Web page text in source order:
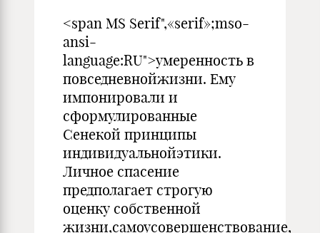
<span MS Serif",«serif»;mso-
ansi-
language:RU">умеренность в
повседневнойжизни. Ему
импонировали и
сформулированные
Сенекой принципы
индивидуальнойэтики.
Личное спасение
предполагает строгую
оценку собственной
жизни,самоусовершенствование,